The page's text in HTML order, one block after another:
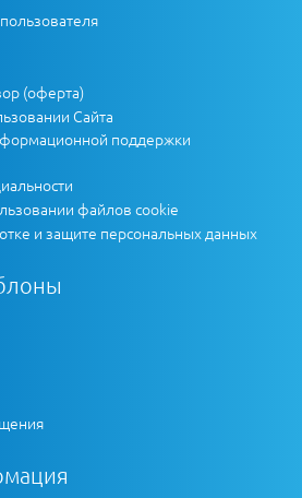
(оферта)
Сайта
поддержки
файлов cookie
и защите персональных данных